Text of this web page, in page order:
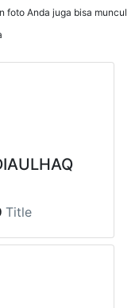
foto Anda juga bisa muncul
Title